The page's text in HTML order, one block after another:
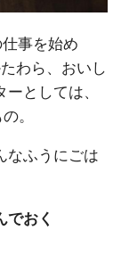
事を始め
わら、おいし
としては、
。
なふうにごは
おく